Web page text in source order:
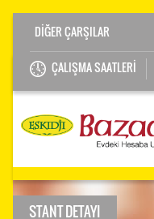
ÇALIŞMA SAATLERİ
STANT DETAYI